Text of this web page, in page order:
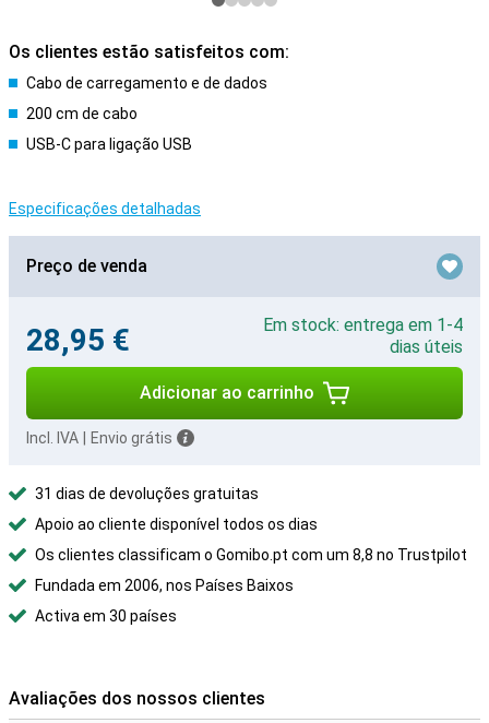
Os clientes estão satisfeitos com:
Cabo de carregamento e de dados
200 cm de cabo
USB-C para ligação USB
Especificações detalhadas
Preço de venda
28,95 €
Em stock: entrega em 1-4
dias úteis
Adicionar ao carrinho
Incl. IVA Envio grátis
31 dias de devoluções gratuitas
Apoio ao cliente disponível todos os dias
Os clientes classificam o Gomibo.pt com um 8,8 no Trustpilot
Fundada em 2006, nos Países Baixos
Activa em 30 países
Avaliações dos nossos clientes